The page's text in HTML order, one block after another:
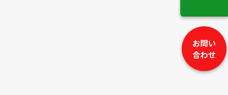
お問い
合わせ